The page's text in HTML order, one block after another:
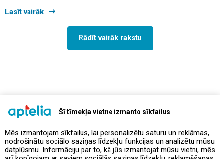
Šī tīmekļa vietne izmanto sīkfailus
Mēs izmantojam sīkfailus, lai personalizētu saturu un reklāmas,
nodrošinātu sociālo saziņas līdzekļu funkcijas un analizētu mūsu
datplūsmu. Informāciju par to, kā jūs izmantojat mūsu vietni, mēs
Lasīt vairāk
Rādīt vairāk rakstu
Piedāvājumi un akcijas